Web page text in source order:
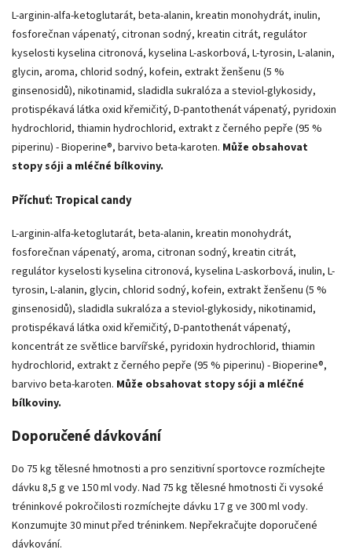
L-arginin-alfa-ketoglutarát, beta-alanin, kreatin monohydrát, inulin,
fosforečnan vápenatý, citronan sodný, kreatin citrát, regulátor
kyselosti kyselina citronová, kyselina L-askorbová, L-tyrosin, L-alanin,
glycin, aroma, chlorid sodný, kofein, extrakt ženšenu (5 %
ginsenosidů), nikotinamid, sladidla sukralóza a steviol-glykosidy,
protispékavá látka oxid křemičitý, D-pantothenát vápenatý, pyridoxin
hydrochlorid, thiamin hydrochlorid, extrakt z černého pepře (95 %
piperinu) - Bioperine®, barvivo beta-karoten. Může obsahovat
stopy sóji a mléčné bílkoviny.
Příchuť: Tropical candy
L-arginin-alfa-ketoglutarát, beta-alanin, kreatin monohydrát,
fosforečnan vápenatý, aroma, citronan sodný, kreatin citrát,
regulátor kyselosti kyselina citronová, kyselina L-askorbová, inulin, L-
tyrosin, L-alanin, glycin, chlorid sodný, kofein, extrakt ženšenu (5 %
ginsenosidů), sladidla sukralóza a steviol-glykosidy, nikotinamid,
protispékavá látka oxid křemičitý, D-pantothenát vápenatý,
koncentrát ze světlice barvířské, pyridoxin hydrochlorid, thiamin
hydrochlorid, extrakt z černého pepře (95 % piperinu) - Bioperine®,
barvivo beta-karoten. Může obsahovat stopy sóji a mléčné
bílkoviny.
Doporučené dávkování
Do 75 kg tělesné hmotnosti a pro senzitivní sportovce rozmíchejte
dávku 8,5 g ve 150 ml vody. Nad 75 kg tělesné hmotnosti či vysoké
tréninkové pokročilosti rozmíchejte dávku 17 g ve 300 ml vody.
Konzumujte 30 minut před tréninkem. Nepřekračujte doporučené
dávkování.